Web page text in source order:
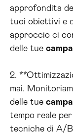
approfondita
tuoi obiettivi e
approccio ci
delle tue
2.
mai.
delle tue
tempo reale
tecniche di A/